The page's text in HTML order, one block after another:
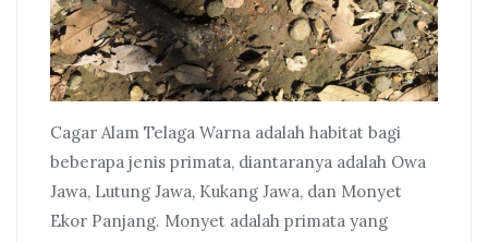
Cagar Alam Telaga Warna adalah habitat bagi
beberapa jenis primata, diantaranya adalah Owa
Jawa, Lutung Jawa, Kukang Jawa, dan Monyet
Ekor Panjang. Monyet adalah primata yang